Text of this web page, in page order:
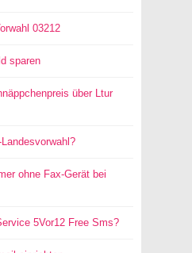
03212
sparen
über Ltur
ohne Fax-Gerät bei
5Vor12 Free Sms?